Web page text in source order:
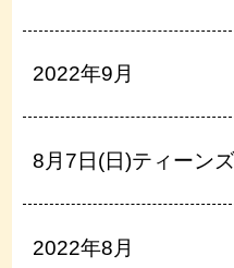
2022年9月
8月7日(日)ティーン
2022年8月